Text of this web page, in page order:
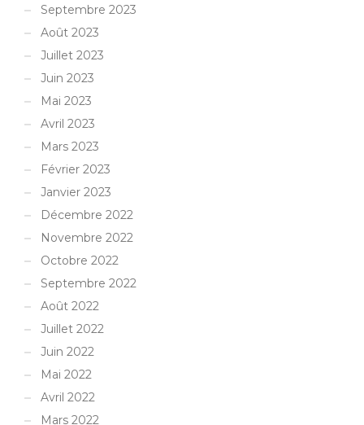
Septembre 2023
Août 2023
Juillet 2023
Juin 2023
Mai 2023
Avril 2023
Mars 2023
Février 2023
Janvier 2023
Décembre 2022
Novembre 2022
Octobre 2022
Septembre 2022
Août 2022
Juillet 2022
Juin 2022
Mai 2022
Avril 2022
Mars 2022